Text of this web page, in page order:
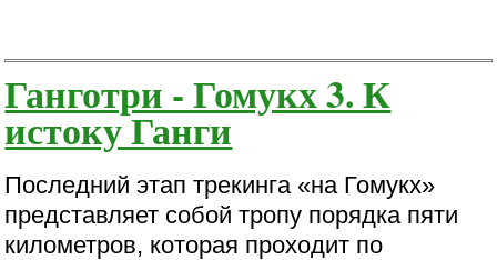
Ганготри - Гомукх 3. К
истоку Ганги
Последний этап трекинга «на Гомукх»
представляет собой тропу порядка пяти
километров, которая проходит по